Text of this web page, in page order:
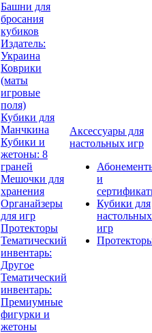
Башни для
бросания
кубиков
Издатель:
Украина
Коврики
(маты
игровые
поля)
Кубики для
Манчкина
Кубики и
жетоны: 8
граней
Мешочки для
хранения
Органайзеры
для игр
Протекторы
Тематический
инвентарь:
Другое
Тематический
инвентарь:
Премиумные
фигурки и
жетоны
Аксессуары для
настольных игр
и
Кубики для
настольных
игр